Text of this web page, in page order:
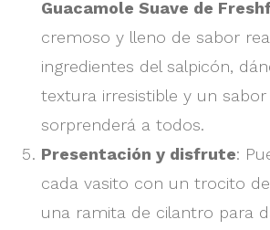
Guacamole Suave de
cremoso y lleno de sabor
ingredientes del salpicón,
textura irresistible y un sabor
sorprenderá a todos.
Presentación y disfrute:
cada vasito con un trocito
una ramita de cilantro para